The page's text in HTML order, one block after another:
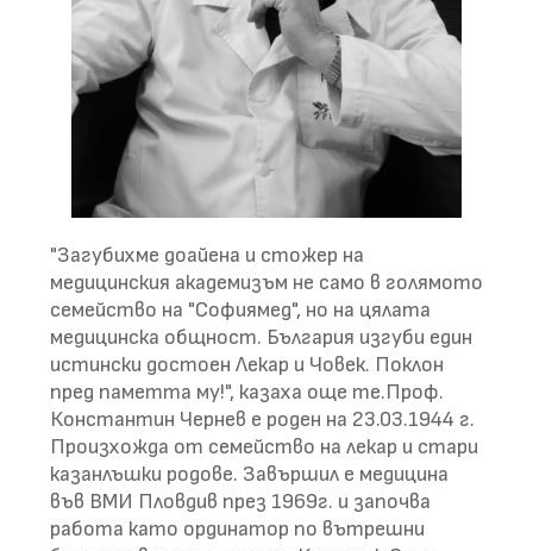
"Загубихме доайена и стожер на
медицинския академизъм не само в голямото
семейство на "Софиямед", но на цялата
медицинска общност. България изгуби един
истински достоен Лекар и Човек. Поклон
пред паметта му!", казаха още те.Проф.
Константин Чернев е роден на 23.03.1944 г.
Произхожда от семейство на лекар и стари
казанлъшки родове. Завършил е медицина
във ВМИ Пловдив през 1969г. и започва
работа като ординатор по вътрешни